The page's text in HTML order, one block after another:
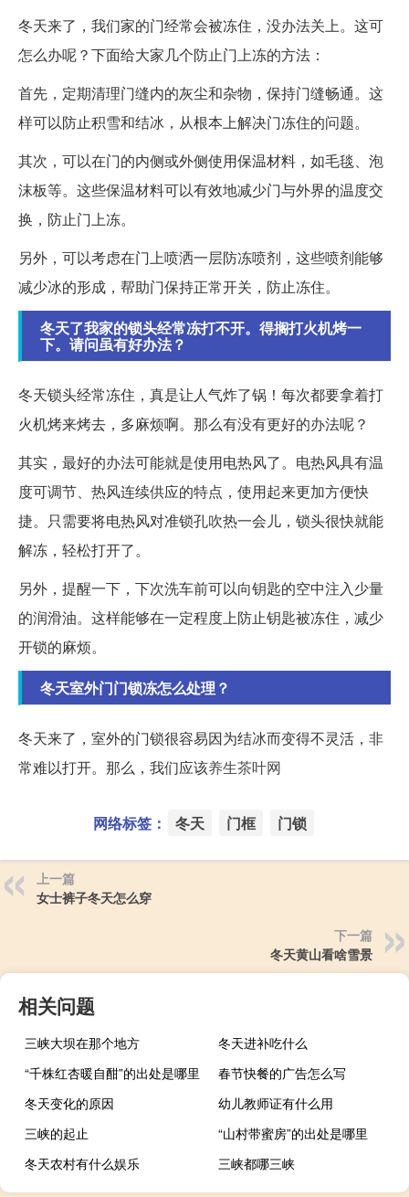
冬天来了，我们家的门经常会被冻住，没办法关上。这可
怎么办呢？下面给大家几个防止门上冻的方法：
首先，定期清理门缝内的灰尘和杂物，保持门缝畅通。这
样可以防止积雪和结冰，从根本上解决门冻住的问题。
其次，可以在门的内侧或外侧使用保温材料，如毛毯、泡
沫板等。这些保温材料可以有效地减少门与外界的温度交
换，防止门上冻。
另外，可以考虑在门上喷洒一层防冻喷剂，这些喷剂能够
减少冰的形成，帮助门保持正常开关，防止冻住。
冬天了我家的锁头经常冻打不开。得搁打火机烤一
下。请问虽有好办法？
冬天锁头经常冻住，真是让人气炸了锅！每次都要拿着打
火机烤来烤去，多麻烦啊。那么有没有更好的办法呢？
其实，最好的办法可能就是使用电热风了。电热风具有温
度可调节、热风连续供应的特点，使用起来更加方便快
捷。只需要将电热风对准锁孔吹热一会儿，锁头很快就能
解冻，轻松打开了。
另外，提醒一下，下次洗车前可以向钥匙的空中注入少量
的润滑油。这样能够在一定程度上防止钥匙被冻住，减少
开锁的麻烦。
冬天室外门门锁冻怎么处理？
冬天来了，室外的门锁很容易因为结冰而变得不灵活，非
常难以打开。那么，我们应该养生茶叶网
网络标签： 冬天 门框 门锁
上一篇
女士裤子冬天怎么穿
下一篇
冬天黄山看啥雪景
相关问题
三峡大坝在那个地方
冬天进补吃什么
“千株红杏暖自酣”的出处是哪里
春节快餐的广告怎么写
冬天变化的原因
幼儿教师证有什么用
三峡的起止
“山村带蜜房”的出处是哪里
冬天农村有什么娱乐
三峡都哪三峡